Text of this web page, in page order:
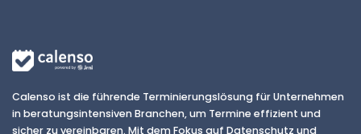
Calenso ist die führende Terminierungslösung für Unternehmen
in beratungsintensiven Branchen, um Termine effizient und
sicher zu vereinbaren. Mit dem Fokus auf Datenschutz und